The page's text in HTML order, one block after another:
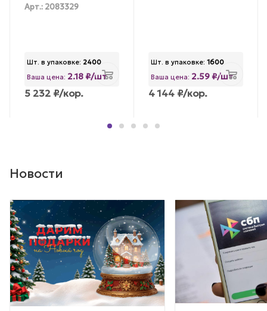
Арт.: 2083329
Шт. в упаковке: 2400
Ваша цена: 2.18 ₽/шт
5 232 ₽/кор.
Шт. в упаковке: 1600
Ваша цена: 2.59 ₽/шт
4 144 ₽/кор.
Новости